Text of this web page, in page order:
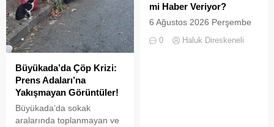
Büyükada’da Çöp Krizi:
Prens Adaları’na
Yakışmayan Görüntüler!
Büyükada’da sokak
aralarında toplanmayan ve
mi Haber Veriyor?
6 Ağustos 2026 Perşembe
14:00 sularında Büyükada
0 Haluk Direskeneli